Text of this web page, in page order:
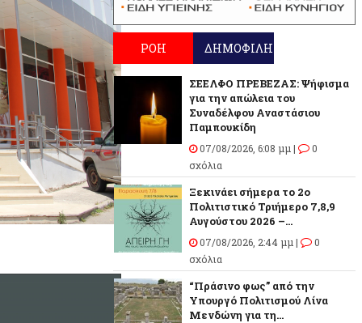
ΡΟΗ ΔΗΜΟΦΙΛΗ
ΣΕΕΛΦΟ ΠΡΕΒΕΖΑΣ: Ψήφισμα
για την απώλεια του
Συναδέλφου Αναστάσιου
Παμπουκίδη
07/08/2026, 6:08 μμ |
0
σχόλια
Ξεκινάει σήμερα το 2ο
Πολιτιστικό Τριήμερο 7,8,9
Αυγούστου 2026 –...
07/08/2026, 2:44 μμ |
0
σχόλια
“Πράσινο φως” από την
Υπουργό Πολιτισμού Λίνα
Μενδώνη για τη...